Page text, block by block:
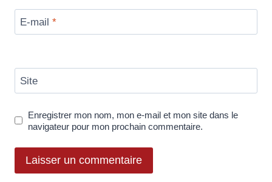
E-mail *
Site
Enregistrer mon nom, mon e-mail et mon site dans le
navigateur pour mon prochain commentaire.